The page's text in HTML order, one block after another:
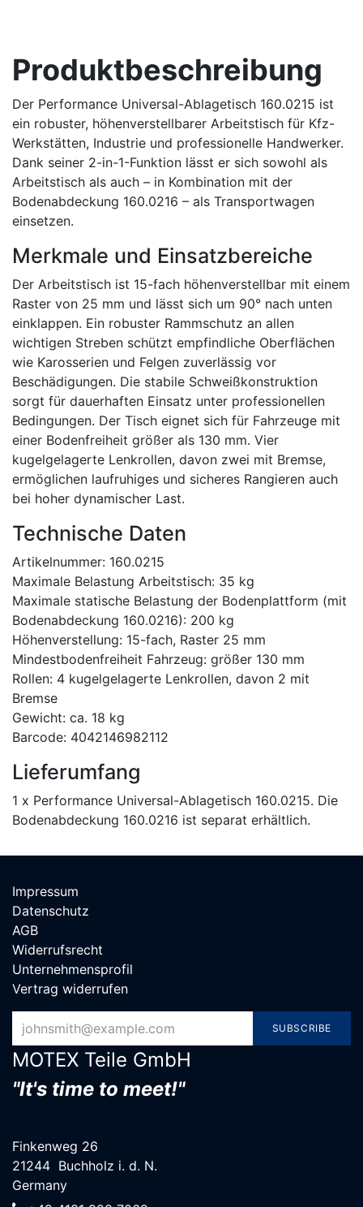
Produktbeschreibung
Der Performance Universal-Ablagetisch 160.0215 ist
ein robuster, höhenverstellbarer Arbeitstisch für Kfz-
Werkstätten, Industrie und professionelle Handwerker.
Dank seiner 2-in-1-Funktion lässt er sich sowohl als
Arbeitstisch als auch – in Kombination mit der
Bodenabdeckung 160.0216 – als Transportwagen
einsetzen.
Merkmale und Einsatzbereiche
Der Arbeitstisch ist 15-fach höhenverstellbar mit einem
Raster von 25 mm und lässt sich um 90° nach unten
einklappen. Ein robuster Rammschutz an allen
wichtigen Streben schützt empfindliche Oberflächen
wie Karosserien und Felgen zuverlässig vor
Beschädigungen. Die stabile Schweißkonstruktion
sorgt für dauerhaften Einsatz unter professionellen
Bedingungen. Der Tisch eignet sich für Fahrzeuge mit
einer Bodenfreiheit größer als 130 mm. Vier
kugelgelagerte Lenkrollen, davon zwei mit Bremse,
ermöglichen laufruhiges und sicheres Rangieren auch
bei hoher dynamischer Last.
Technische Daten
Artikelnummer: 160.0215
Maximale Belastung Arbeitstisch: 35 kg
Maximale statische Belastung der Bodenplattform (mit
Bodenabdeckung 160.0216): 200 kg
Höhenverstellung: 15-fach, Raster 25 mm
Mindestbodenfreiheit Fahrzeug: größer 130 mm
Rollen: 4 kugelgelagerte Lenkrollen, davon 2 mit
Bremse
Gewicht: ca. 18 kg
Barcode: 4042146982112
Lieferumfang
1 x Performance Universal-Ablagetisch 160.0215. Die
Bodenabdeckung 160.0216 ist separat erhältlich.
Impressum
Datenschutz
AGB
Widerrufsrecht
Unternehmensprofil
Vertrag widerrufen
SUBSCRIBE
MOTEX Teile G​mbH
"It's time to meet!"
Finkenweg 26
21244 Buchholz i. d. N.
Germany